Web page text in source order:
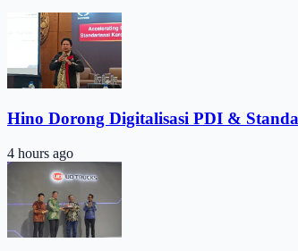
Hino Dorong Digitalisasi PDI &
4 hours ago